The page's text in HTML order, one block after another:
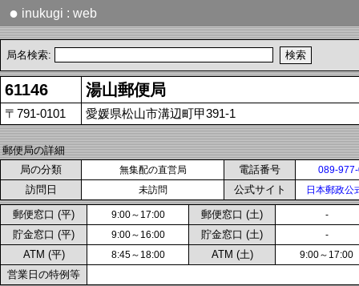
● inukugi : web
局名検索:
61146 湯山郵便局
〒791-0101 愛媛県松山市溝辺町甲391-1
郵便局の詳細
局の分類
無集配の直営局 電話番号 089-
訪問日 未訪問 公式サイト 日本郵政公
郵便窓口 (平) 9:00～17:00 郵便窓口 (土) -
貯金窓口 (平) 9:00～16:00 貯金窓口 (土) -
ATM (平) 8:45～18:00 ATM (土) 9:00～17:00
営業日の特例等